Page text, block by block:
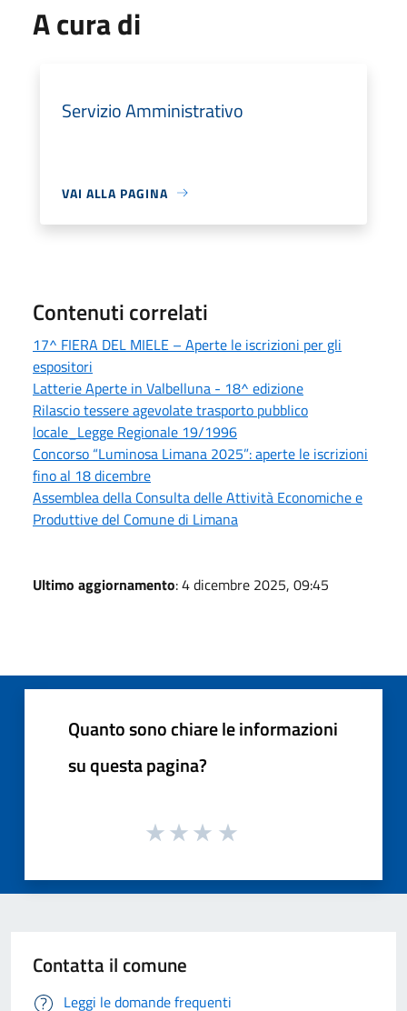
A cura di
Servizio Amministrativo
VAI ALLA PAGINA
Contenuti correlati
17^ FIERA DEL MIELE – Aperte le iscrizioni per gli
espositori
Latterie Aperte in Valbelluna - 18^ edizione
Rilascio tessere agevolate trasporto pubblico
locale_Legge Regionale 19/1996
Concorso “Luminosa Limana 2025”: aperte le iscrizioni
fino al 18 dicembre
Assemblea della Consulta delle Attività Economiche e
Produttive del Comune di Limana
Ultimo aggiornamento: 4 dicembre 2025, 09:45
Quanto sono chiare le informazioni
su questa pagina?
Contatta il comune
Leggi le domande frequenti